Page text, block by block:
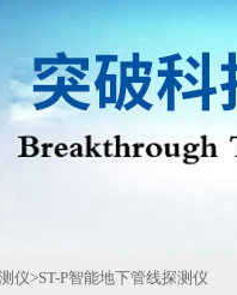
仪>ST-P智能地下管线探测仪